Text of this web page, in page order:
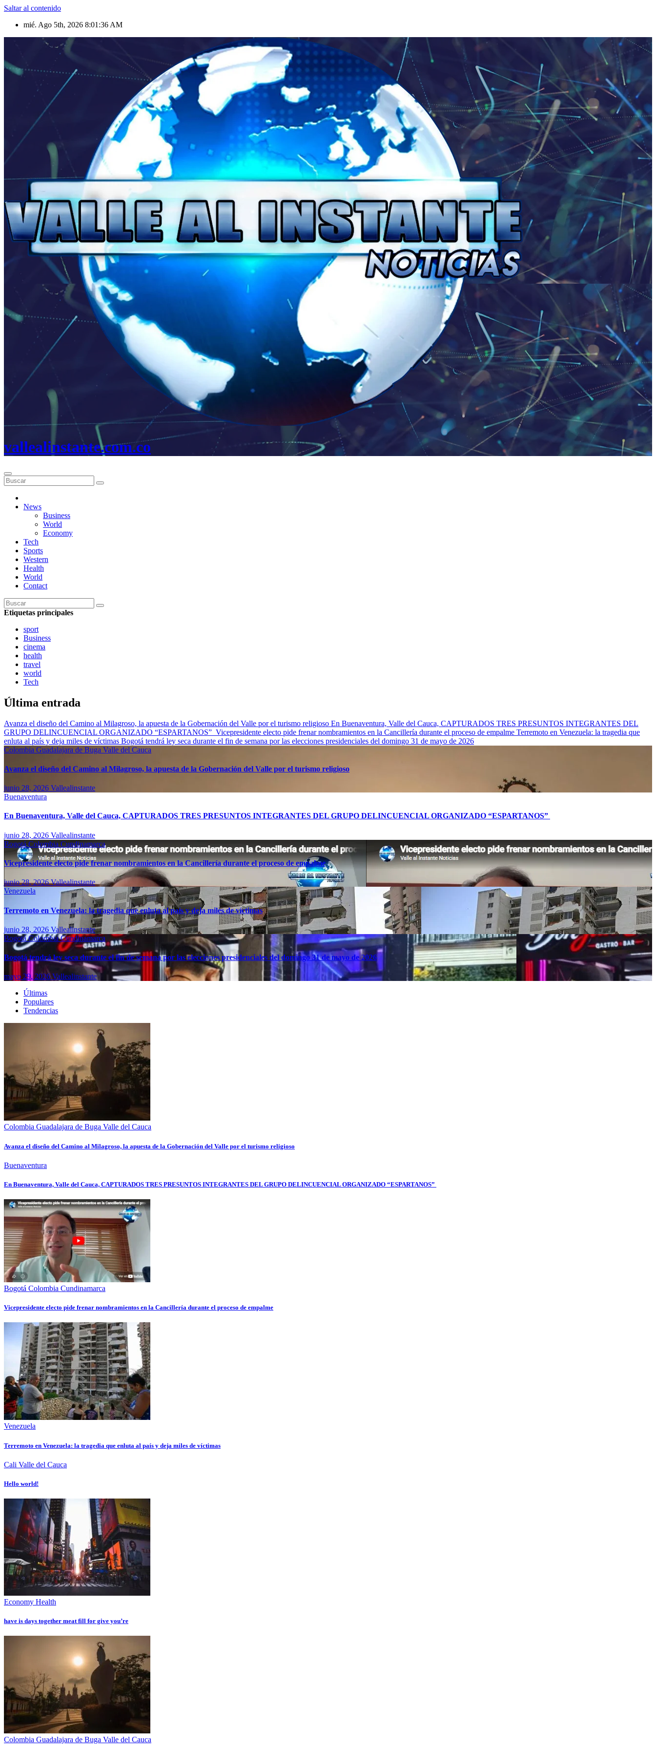
Saltar al contenido
mié. Ago 5th, 2026 8:01:37 AM
vallealinstante.com.co
News
Business
World
Economy
Tech
Sports
Western
Health
World
Contact
Etiquetas principales
sport
Business
cinema
health
travel
world
Tech
Última entrada
Avanza el diseño del Camino al Milagroso, la apuesta de la Gobernación del Valle por el turismo religioso En Buenaventura, Valle del Cauca, CAPTURADOS TRES PRESUNTOS INTEGRANTES DEL
GRUPO DELINCUENCIAL ORGANIZADO “ESPARTANOS” Vicepresidente electo pide frenar nombramientos en la Cancillería durante el proceso de empalme Terremoto en Venezuela: la tragedia que
enluta al país y deja miles de víctimas Bogotá tendrá ley seca durante el fin de semana por las elecciones presidenciales del domingo 31 de mayo de 2026
Colombia Guadalajara de Buga Valle del Cauca
Avanza el diseño del Camino al Milagroso, la apuesta de la Gobernación del Valle por el turismo religioso
junio 28, 2026 Vallealinstante
Buenaventura
En Buenaventura, Valle del Cauca, CAPTURADOS TRES PRESUNTOS INTEGRANTES DEL GRUPO DELINCUENCIAL ORGANIZADO “ESPARTANOS”
junio 28, 2026 Vallealinstante
BogotáColombia Cundinamarca
Vicepresidente electo pide frenar nombramientos en la Cancillería durante el proceso de empalme
junio 28, 2026Vallealinstante
Venezuela
Terremoto en Venezuela: la tragedia que enluta al país y deja miles de víctimas
junio 28, 2026 Vallealinstante
BogotáColombiaCundinamarca
Bogotá tendrá ley seca durante el fin de semana por las elecciones presidenciales del domingo 31 de mayo de 2026
mayo 29, 2026Vallealinstante
Últimas
Populares
Tendencias
Colombia Guadalajara de Buga Valle del Cauca
Avanza el diseño del Camino al Milagroso, la apuesta de la Gobernación del Valle por el turismo religioso
Buenaventura
En Buenaventura, Valle del Cauca, CAPTURADOS TRES PRESUNTOS INTEGRANTES DEL GRUPO DELINCUENCIAL ORGANIZADO “ESPARTANOS”
Bogotá Colombia Cundinamarca
Vicepresidente electo pide frenar nombramientos en la Cancillería durante el proceso de empalme
Venezuela
Terremoto en Venezuela: la tragedia que enluta al país y deja miles de víctimas
Cali Valle del Cauca
Hello world!
Economy Health
have is days together meat fill for give you’re
Colombia Guadalajara de Buga Valle del Cauca